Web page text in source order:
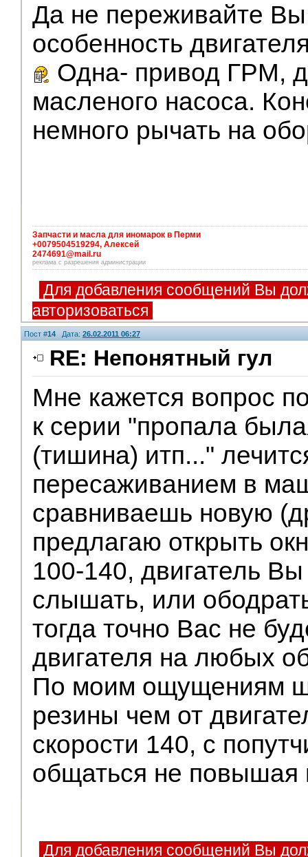
Да не переживайте Вы
особенность
Одна- привод ГРМ,
масленого насоса.
немного рычать на
Запчасти и масла для иномарок в Перми
+0079504519294, Алексей
2474691@mail.ru
реклама с разрешения администрации
Для добавления сообщений Вы
авторизоваться
Пост #14Дата: 26.02.2011 06:27
RE: Непонятный гул
Мне кажется вопрос
к серии "пропала
(тишина) итп..."
пересаживанием в
сравниваешь новую
предлагаю открыть
100-140, двигатель
слышать, или
тогда точно Вас не
двигателя на любых
По моим ощущениям
резины чем от
скорости 140, с
общаться не повышая
Для добавления сообщений Вы